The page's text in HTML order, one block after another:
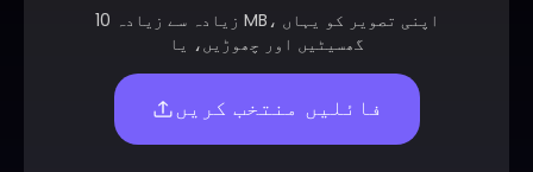
زیادہ سے زیادہ 10 MB، اپنی تصویر کو یہاں
گھسیٹیں اور چھوڑیں، یا
فائلیں منتخب کریں